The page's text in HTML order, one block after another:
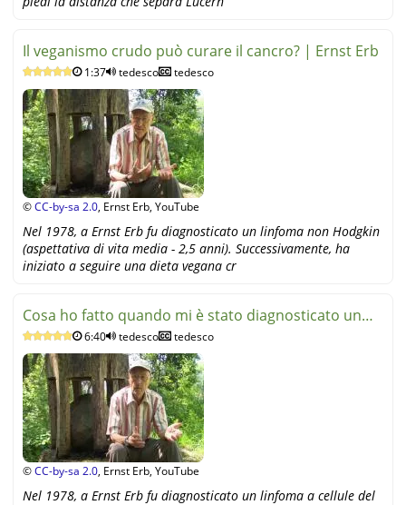
Il veganismo crudo può curare il cancro? | Ernst Erb
1:37 tedesco tedesco
©CC-by-sa 2.0, Ernst Erb, YouTube
Nel 1978, a Ernst Erb fu diagnosticato un linfoma non Hodgkin
(aspettativa di vita media - 2,5 anni). Successivamente, ha
iniziato a seguire una dieta vegana cr
Cosa ho fatto quando mi è stato diagnosticato un
linfoma | E
6:40 tedesco tedesco
©CC-by-sa 2.0, Ernst Erb, YouTube
Nel 1978, a Ernst Erb fu diagnosticato un linfoma a cellule del